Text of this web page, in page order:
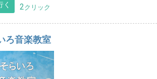
く 2クリック
ろ音楽教室